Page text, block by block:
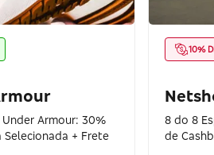
Under Armour: 30%
Selecionada + Frete
10%
8 do 8
de